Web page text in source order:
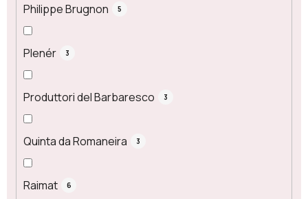
Philippe Brugnon 5
Plenér 3
Produttori del Barbaresco 3
Quinta da Romaneira 3
Raimat 6